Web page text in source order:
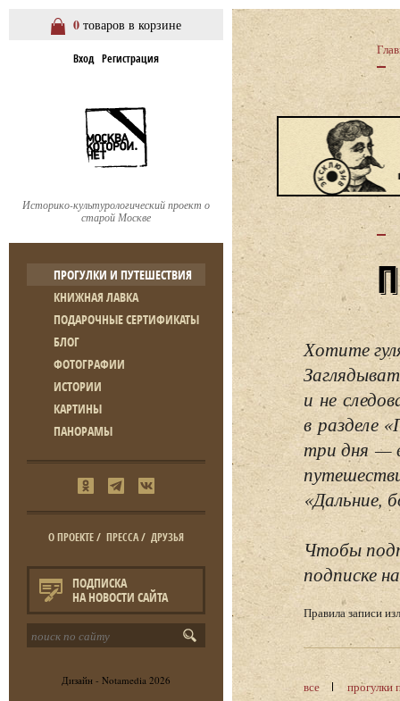
0 товаров в корзине
Вход Регистрация
Историко-культурологический проект о
старой Москве
ПРОГУЛКИ И ПУТЕШЕСТВИЯ
КНИЖНАЯ ЛАВКА
ПОДАРОЧНЫЕ СЕРТИФИКАТЫ
БЛОГ
ФОТОГРАФИИ
ИСТОРИИ
КАРТИНЫ
ПАНОРАМЫ
О ПРОЕКТЕ/ ПРЕССА/ ДРУЗЬЯ
ПОДПИСКА
НА НОВОСТИ САЙТА
Дизайн - Notamedia 2026
Хотите
и не
в разделе
три дня —
«Дальние,
Чтобы
подписке
Правила записи
все прогулки